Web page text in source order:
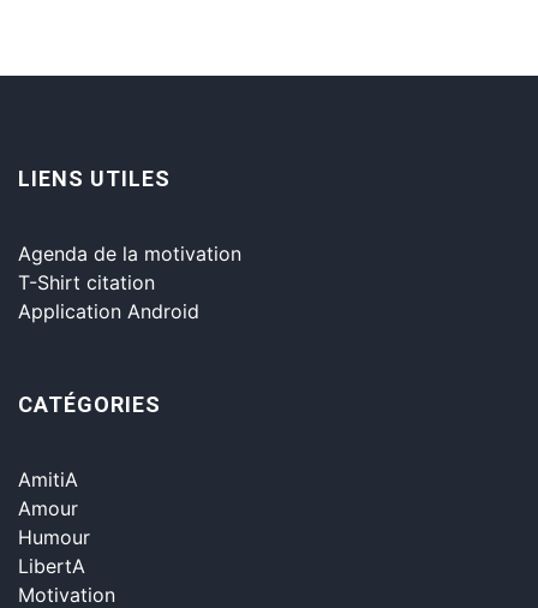
LIENS UTILES
Agenda de la motivation
T-Shirt citation
Application Android
CATÉGORIES
AmitiA
Amour
Humour
LibertA
Motivation